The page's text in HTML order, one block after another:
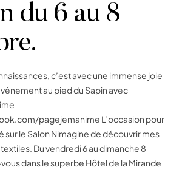
du 6 au 8
c’est avec une immense joie
au pied du Sapin avec
pagejemanime L’occasion pour
sur le Salon Nimagine de découvrir mes
Du vendredi 6 au dimanche 8
dans le superbe Hôtel de la Mirande